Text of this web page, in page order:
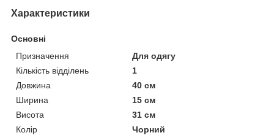
Характеристики
Основні
Призначення
Для одягу
Кількість відділень
1
Довжина
40 см
Ширина
15 см
Висота
31 см
Колір
Чорний